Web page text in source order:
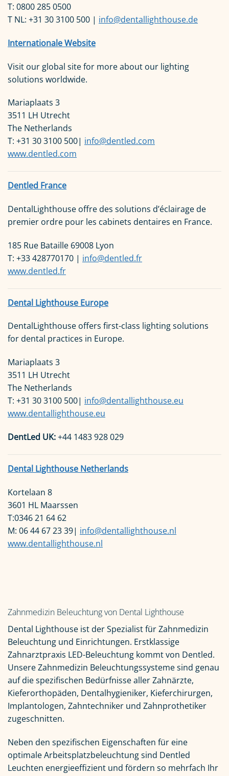
T: 0800 285 0500
T NL: +31 30 3100 500 | info@dentallighthouse.de
Internationale Website
Visit our global site for more about our lighting
solutions worldwide.
Mariaplaats 3
3511 LH Utrecht
The Netherlands
T: +31 30 3100 500| info@dentled.com
www.dentled.com
Dentled France
DentalLighthouse offre des solutions d’éclairage de
premier ordre pour les cabinets dentaires en France.
185 Rue Bataille 69008 Lyon
T: +33 428770170 | info@dentled.fr
www.dentled.fr
Dental Lighthouse Europe
DentalLighthouse offers first-class lighting solutions
for dental practices in Europe.
Mariaplaats 3
3511 LH Utrecht
The Netherlands
T: +31 30 3100 500| info@dentallighthouse.eu
www.dentallighthouse.eu
DentLed UK:+44 1483 928 029
Dental Lighthouse Netherlands
Kortelaan 8
3601 HL Maarssen
T:0346 21 64 62
M: 06 44 67 23 39| info@dentallighthouse.nl
www.dentallighthouse.nl
Zahnmedizin Beleuchtung von Dental Lighthouse
Dental Lighthouse ist der Spezialist für Zahnmedizin
Beleuchtung und Einrichtungen. Erstklassige
Zahnarztpraxis LED-Beleuchtung kommt von Dentled.
Unsere Zahnmedizin Beleuchtungssysteme sind genau
auf die spezifischen Bedürfnisse aller Zahnärzte,
Kieferorthopäden, Dentalhygieniker, Kieferchirurgen,
Implantologen, Zahntechniker und Zahnprothetiker
zugeschnitten.
Neben den spezifischen Eigenschaften für eine
optimale Arbeitsplatzbeleuchtung sind Dentled
Leuchten energieeffizient und fördern so mehrfach Ihr